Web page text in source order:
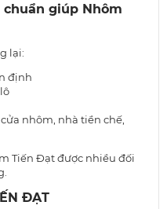
giúp Nhôm
lại:
định
nhôm, nhà tiền chế,
Tiến Đạt được nhiều đối
ĐẠT